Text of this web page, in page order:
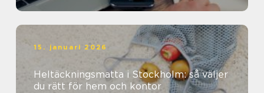
15. januari 2026
Heltäckningsmatta i Stockholm: så väljer
du rätt för hem och kontor